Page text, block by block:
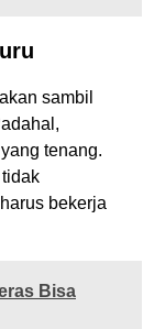
sambil
tenang.
bekerja
Bisa